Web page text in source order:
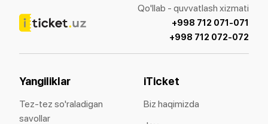
Qo'llab - quvvatlash xizmati
+998 712 071-071
+998 712 072-072
Yangiliklar
Tez-tez so'raladigan
savollar
iTicket
Biz haqimizda